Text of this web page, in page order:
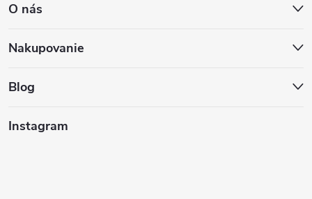
p
ä
O nás
Nakupovanie
Blog
Instagram